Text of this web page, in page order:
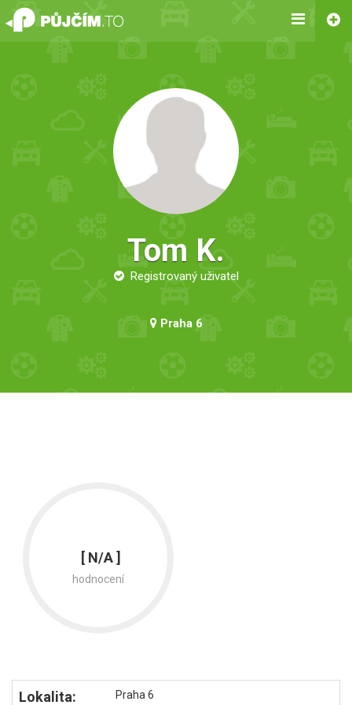
Tom K.
Registrovaný uživatel
Praha 6
[ N/A ]
hodnocení
Lokalita: Praha 6